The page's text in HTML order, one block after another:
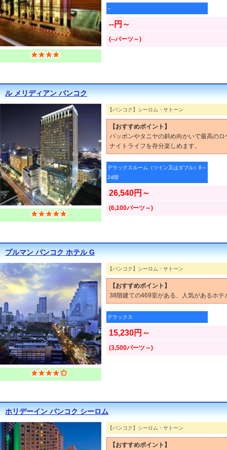
--
--円～
(--バーツ～)
ル メリディアン バンコク
【バンコク】シーロム・サトーン
【おすすめポイント】
パッポンやタニヤの斜め向かいで最高の
ナイトライフを存分楽しめます。
デラックスルーム（ツイン又はダブル）8～
24階
26,540円～
(6,100バーツ～)
プルマン バンコク ホテル G
【バンコク】シーロム・サトーン
【おすすめポイント】
38階建ての469室がある、人気があるホテ
デラックス
15,230円～
(3,500バーツ～)
ホリデーイン バンコク シーロム
【バンコク】シーロム・サトーン
【おすすめポイント】